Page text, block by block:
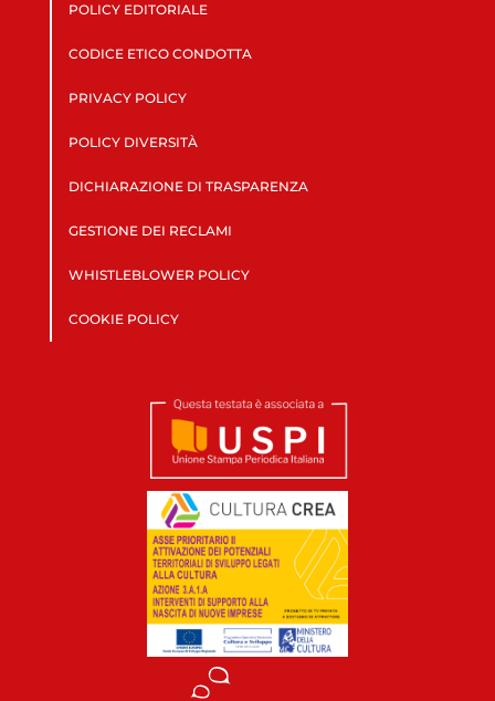
POLICY EDITORIALE
CODICE ETICO CONDOTTA
PRIVACY POLICY
POLICY DIVERSITÀ
DICHIARAZIONE DI TRASPARENZA
GESTIONE DEI RECLAMI
WHISTLEBLOWER POLICY
COOKIE POLICY